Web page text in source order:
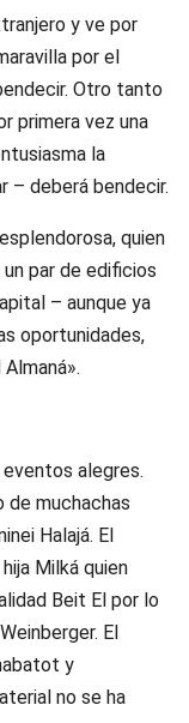
y ve por
por el
Otro tanto
primera vez una
la
– deberá bendecir.
quien
par de edificios
– aunque ya
oportunidades,
alegres.
de muchachas
Halajá. El
Milká quien
Beit El por lo
El
y
no se ha